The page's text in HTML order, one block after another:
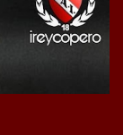
¡Este año hay